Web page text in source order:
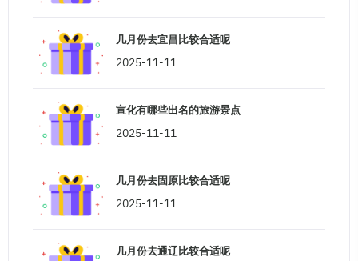
几月份去宜昌比较合适呢
2025-11-11
宣化有哪些出名的旅游景点
2025-11-11
几月份去固原比较合适呢
2025-11-11
几月份去通辽比较合适呢